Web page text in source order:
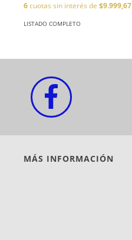
6cuotas sin interés de $9.999,67
LISTADO COMPLETO
MÁS INFORMACIÓN